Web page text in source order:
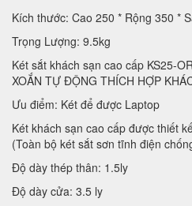
Kích thước: Cao 250 * Rộng 350 *
Trọng Lượng: 9.5kg
Két sắt khách sạn cao cấp KS25-
XOẮN TỰ ĐỘNG THÍCH HỢP
Ưu điểm: Két để được Laptop
Két khách sạn cao cấp được thiết
(Toàn bộ két sắt sơn tĩnh điện
Độ dày thép thân: 1.5ly
Độ dày cửa: 3.5 ly